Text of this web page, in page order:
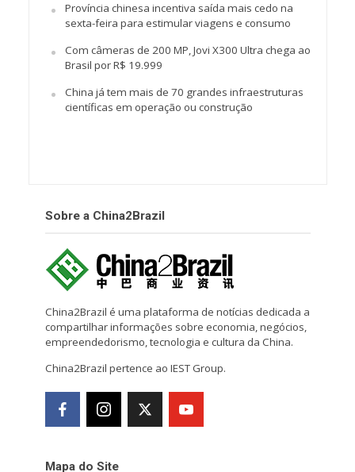
Província chinesa incentiva saída mais cedo na
sexta-feira para estimular viagens e consumo
Com câmeras de 200 MP, Jovi X300 Ultra chega ao
Brasil por R$ 19.999
China já tem mais de 70 grandes infraestruturas
científicas em operação ou construção
Sobre a China2Brazil
China2Brazil é uma plataforma de notícias dedicada a
compartilhar informações sobre economia, negócios,
empreendedorismo, tecnologia e cultura da China.
China2Brazil pertence ao IEST Group.
Mapa do Site